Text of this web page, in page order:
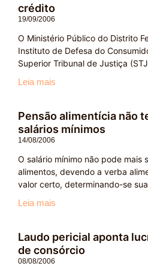
crédito
19/09/2006
O Ministério Público do Distrito
Instituto de Defesa do
Superior Tribunal de Justiça
Leia mais
Pensão alimentícia não
salários mínimos
14/08/2006
O salário mínimo não pode mais
alimentos, devendo a verba
valor certo, determinando-se
Leia mais
Laudo pericial aponta
de consórcio
08/08/2006